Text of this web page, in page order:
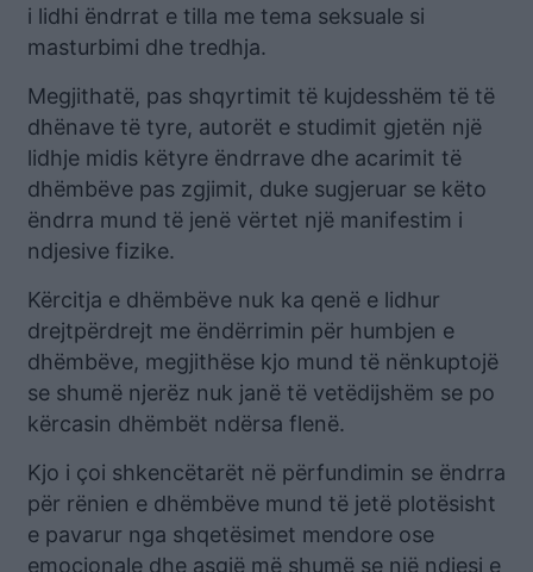
i lidhi ëndrrat e tilla me tema seksuale si
masturbimi dhe tredhja.
Megjithatë, pas shqyrtimit të kujdesshëm të të
dhënave të tyre, autorët e studimit gjetën një
lidhje midis këtyre ëndrrave dhe acarimit të
dhëmbëve pas zgjimit, duke sugjeruar se këto
ëndrra mund të jenë vërtet një manifestim i
ndjesive fizike.
Kërcitja e dhëmbëve nuk ka qenë e lidhur
drejtpërdrejt me ëndërrimin për humbjen e
dhëmbëve, megjithëse kjo mund të nënkuptojë
se shumë njerëz nuk janë të vetëdijshëm se po
kërcasin dhëmbët ndërsa flenë.
Kjo i çoi shkencëtarët në përfundimin se ëndrra
për rënien e dhëmbëve mund të jetë plotësisht
e pavarur nga shqetësimet mendore ose
emocionale dhe asgjë më shumë se një ndjesi e